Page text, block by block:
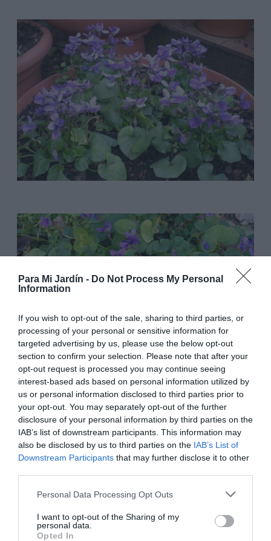
Para Mi Jardín - Do Not Process My Personal
Information
If you wish to opt-out of the sale, sharing to third parties, or
processing of your personal or sensitive information for
targeted advertising by us, please use the below opt-out
section to confirm your selection. Please note that after your
opt-out request is processed you may continue seeing
interest-based ads based on personal information utilized by
us or personal information disclosed to third parties prior to
your opt-out. You may separately opt-out of the further
disclosure of your personal information by third parties on the
IAB’s list of downstream participants. This information may
also be disclosed by us to third parties on the IAB’s List of
Downstream Participants that may further disclose it to other
Personal Data Processing Opt Outs
I want to opt-out of the Sharing of my
personal data.
Opted In
Riegos regulares sobretodo con altas temperaturas,
distanciar los riegos en invierno. Eliminar las hojas secas
y dañadas para conseguir ejemplares más bonitos, si no
retiramos las flores secas, nos darán semillas. Durante
el invierno si hace frió su parte aérea puede
desaparecer por completo, brotando de nuevo a finales
de invierno, cuando empiecen a subir las temperaturas,
puede resistir algunos grados bajo cero.